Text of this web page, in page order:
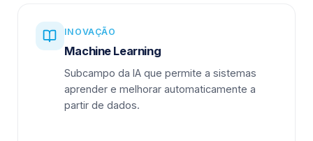
INOVAÇÃO
Machine Learning
Subcampo da IA que permite a sistemas
aprender e melhorar automaticamente a
partir de dados.